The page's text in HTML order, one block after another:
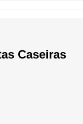
Caseiras